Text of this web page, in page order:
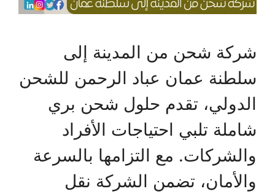
شركة شحن من المدينة إلى
سلطنة عمان عباد الرحمن للشحن
الدولي، تقدم حلول شحن بري
شاملة تلبي احتياجات الأفراد
والشركات. مع التزامها بالسرعة
والأمان، تضمن الشركة نقل